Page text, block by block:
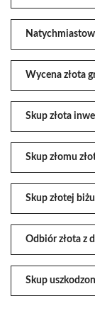
Wycena złota
Skup złota
Skup złomu
Skup złotej
Odbiór złota z
Skup